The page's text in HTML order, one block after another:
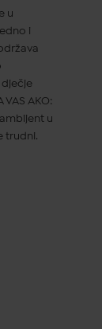
u
i
dječje
AKO:
u
trudni.